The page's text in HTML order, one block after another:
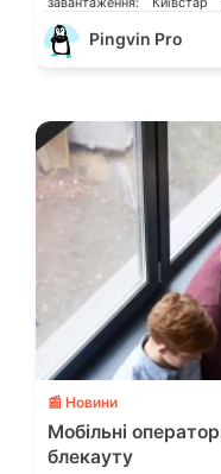
тестування, найвищу
продемонстрував […]
Pingvin Pro
📰 Новини
Мобільні
блекауту